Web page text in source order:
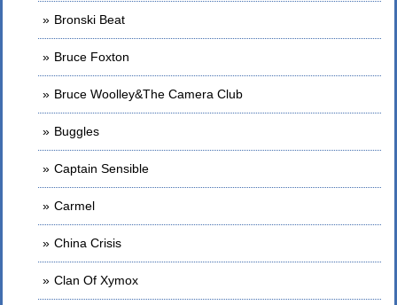
Bronski Beat
Bruce Foxton
Bruce Woolley&The Camera Club
Buggles
Captain Sensible
Carmel
China Crisis
Clan Of Xymox